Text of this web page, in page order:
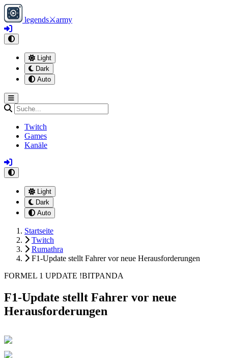
legends⚔army
Light
Dark
Auto
Twitch
Games
Kanäle
Light
Dark
Auto
Startseite
Twitch
Rumathra
F1-Update stellt Fahrer vor neue Herausforderungen
FORMEL 1 UPDATE !BITPANDA
F1-Update stellt Fahrer vor neue
Herausforderungen